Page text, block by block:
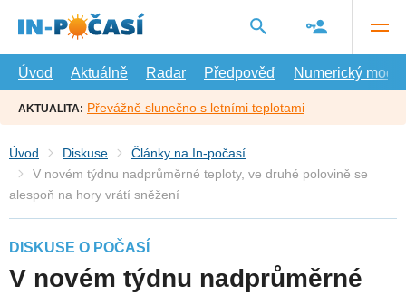
hlavní
Úvod
Aktuálně Radar Předpověď Numerický model
AKTUALITA: Převážně slunečno s letními teplotami
Úvod Diskuse
Články na In-počasí
V novém týdnu nadprůměrné teploty, ve druhé polovině se
alespoň na hory vrátí sněžení
DISKUSE O POČASÍ
V novém týdnu nadprůměrné